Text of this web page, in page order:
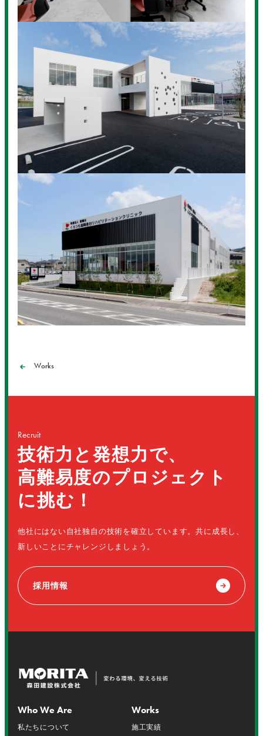
Works
Recruit
技術力と発想力で、
高難易度のプロジェクト
に挑む！
他社にはない自社独自の技術を確立しています。共に成長し、
新しいことにチャレンジしましょう。
採用情報
Who We Are
私たちについて
Works
施工実績